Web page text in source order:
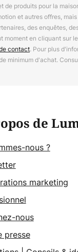
de produits pour la
et autres offres,
des enquêtes,
moment en cliquant sur
contact. Pour plus
minimum d'achat.
de
nous ?
marketing
nous
presse